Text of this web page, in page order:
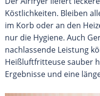
Köstlichkeiten. Bleiben
im Korb oder an den
nur die Hygiene. Auch
nachlassende Leistung
Heißluftfritteuse sauber
Ergebnisse und eine